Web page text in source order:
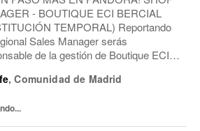
- BOUTIQUE ECI BERCIAL
TEMPORAL) Reportando
Sales Manager serás
de la gestión de Boutique ECI
del equipo, con una misión
Como...
,Comunidad de Madrid